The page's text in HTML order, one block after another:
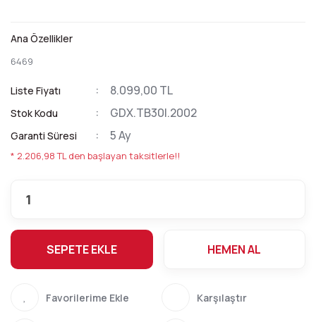
Ana Özellikler
6469
Liste Fiyatı 8.099,00 TL
Stok Kodu GDX.TB30I.2002
Garanti Süresi 5 Ay
* 2.206,98 TL den başlayan taksitlerle!!
SEPETE EKLE HEMEN AL
Karşılaştır